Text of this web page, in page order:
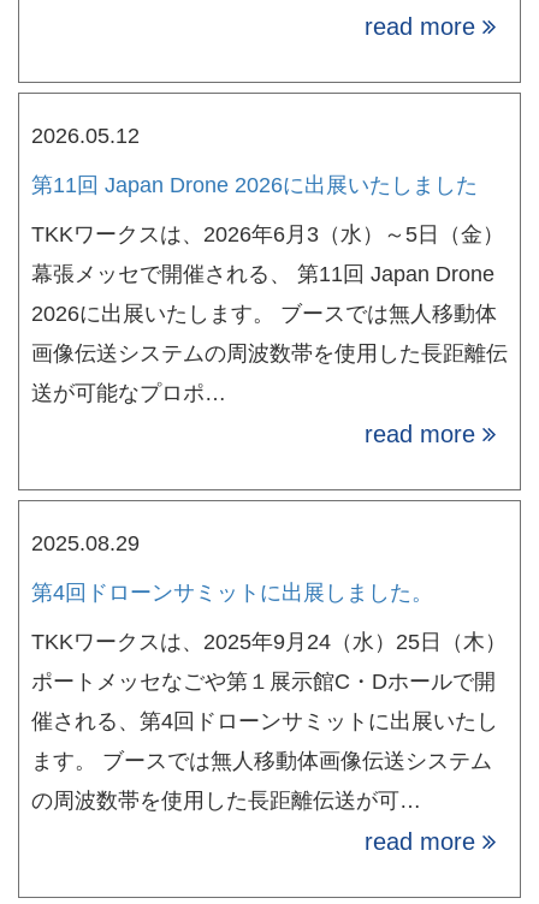
read more
2026.05.12
第11回 Japan Drone 2026に出展いたしました
TKKワークスは、2026年6月3（水）～5日（金）
幕張メッセで開催される、 第11回 Japan Drone
2026に出展いたします。 ブースでは無人移動体
画像伝送システムの周波数帯を使用した長距離伝
送が可能なプロポ…
read more
2025.08.29
第4回ドローンサミットに出展しました。
TKKワークスは、2025年9月24（水）25日（木）
ポートメッセなごや第１展示館C・Dホールで開
催される、第4回ドローンサミットに出展いたし
ます。 ブースでは無人移動体画像伝送システム
の周波数帯を使用した長距離伝送が可…
read more